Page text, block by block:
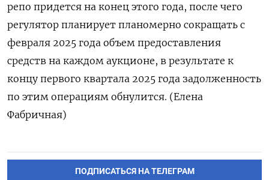
репо придется на конец этого года, после чего
регулятор планирует планомерно сокращать с
февраля 2025 года объем предоставления
средств на каждом аукционе, в результате к
концу первого квартала 2025 года задолженность
по этим операциям обнулится. (Елена
Фабричная)
ПОДПИСАТЬСЯ НА ТЕЛЕГРАМ